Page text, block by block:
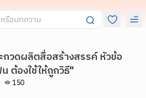
กวดผลิตสื่อสร้างสรรค์ หัวข้อ
ต้องใช้ให้ถูกวิธี"
150